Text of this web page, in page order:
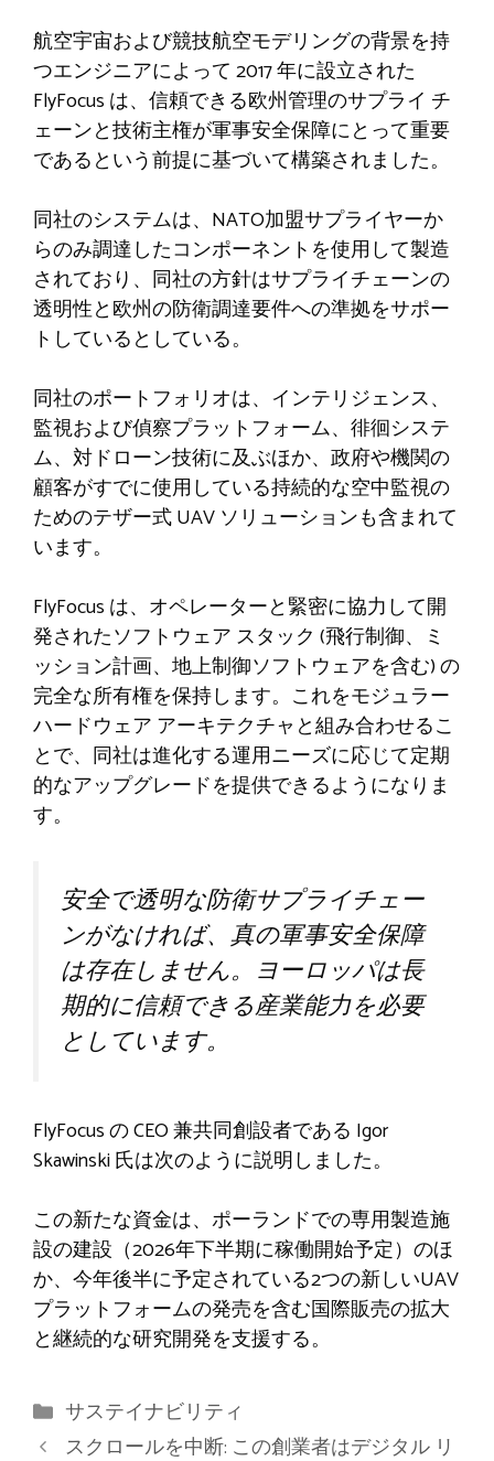
航空宇宙および競技航空モデリングの背景を持
つエンジニアによって 2017 年に設立された
FlyFocus は、信頼できる欧州管理のサプライ チ
ェーンと技術主権が軍事安全保障にとって重要
であるという前提に基づいて構築されました。
同社のシステムは、NATO加盟サプライヤーか
らのみ調達したコンポーネントを使用して製造
されており、同社の方針はサプライチェーンの
透明性と欧州の防衛調達要件への準拠をサポー
トしているとしている。
同社のポートフォリオは、インテリジェンス、
監視および偵察プラットフォーム、徘徊システ
ム、対ドローン技術に及ぶほか、政府や機関の
顧客がすでに使用している持続的な空中監視の
ためのテザー式 UAV ソリューションも含まれて
います。
FlyFocus は、オペレーターと緊密に協力して開
発されたソフトウェア スタック (飛行制御、ミ
ッション計画、地上制御ソフトウェアを含む) の
完全な所有権を保持します。これをモジュラー
ハードウェア アーキテクチャと組み合わせるこ
とで、同社は進化する運用ニーズに応じて定期
的なアップグレードを提供できるようになりま
す。
安全で透明な防衛サプライチェー
ンがなければ、真の軍事安全保障
は存在しません。ヨーロッパは長
期的に信頼できる産業能力を必要
としています。
FlyFocus の CEO 兼共同創設者である Igor
Skawinski 氏は次のように説明しました。
この新たな資金は、ポーランドでの専用製造施
設の建設（2026年下半期に稼働開始予定）のほ
か、今年後半に予定されている2つの新しいUAV
プラットフォームの発売を含む国際販売の拡大
と継続的な研究開発を支援する。
カ
テ
サステイナビリティ
スクロールを中断: この創業者はデジタル リ